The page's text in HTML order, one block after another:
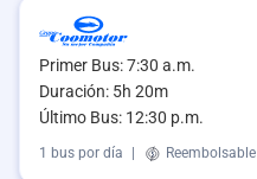
Primer Bus: 7:30 a.m.
Duración: 5h 20m
Último Bus: 12:30 p.m.
1 bus por día Reembolsable